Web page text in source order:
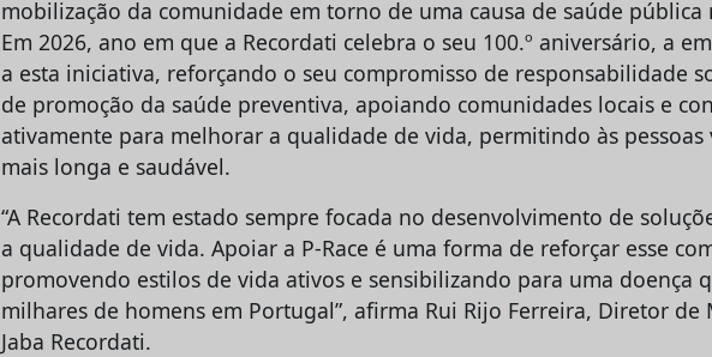
mobilização da comunidade em torno de uma causa de saúde pública
Em 2026, ano em que a Recordati celebra o seu 100.º aniversário, a
a esta iniciativa, reforçando o seu compromisso de responsabilidade
de promoção da saúde preventiva, apoiando comunidades locais e
ativamente para melhorar a qualidade de vida, permitindo às pessoas
mais longa e saudável.
“A Recordati tem estado sempre focada no desenvolvimento de
a qualidade de vida. Apoiar a P-Race é uma forma de reforçar esse
promovendo estilos de vida ativos e sensibilizando para uma doença
milhares de homens em Portugal”, afirma Rui Rijo Ferreira, Diretor de
Jaba Recordati.